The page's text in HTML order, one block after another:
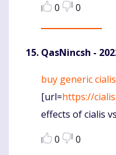
0
0
QasNincsh -
Komentaras
buy generic cialis
[url=https://
effects of cialis
0
0